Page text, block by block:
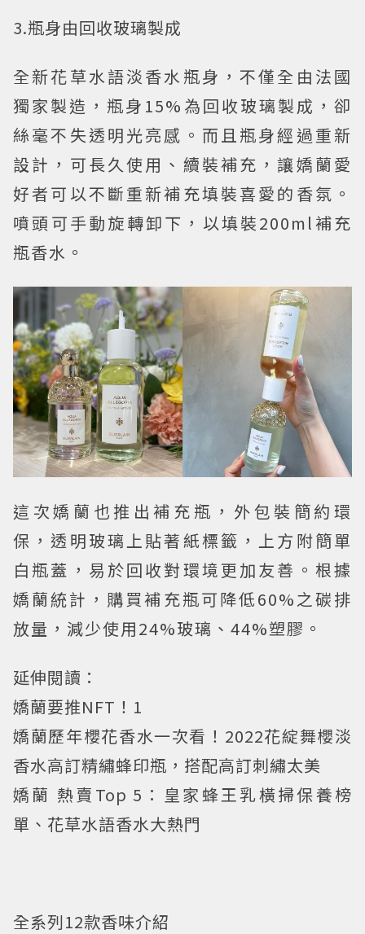
3.瓶身由回收玻璃製成
全新花草水語淡香水瓶身，不僅全由法國
獨家製造，瓶身15%為回收玻璃製成，卻
絲毫不失透明光亮感。而且瓶身經過重新
設計，可長久使用、續裝補充，讓嬌蘭愛
好者可以不斷重新補充填裝喜愛的香氛。
噴頭可手動旋轉卸下，以填裝200ml補充
瓶香水。
這次嬌蘭也推出補充瓶，外包裝簡約環
保，透明玻璃上貼著紙標籤，上方附簡單
白瓶蓋，易於回收對環境更加友善。根據
嬌蘭統計，購買補充瓶可降低60%之碳排
放量，減少使用24%玻璃、44%塑膠。
延伸閱讀：
嬌蘭要推NFT！1
嬌蘭歷年櫻花香水一次看！2022花綻舞櫻淡
香水高訂精繡蜂印瓶，搭配高訂刺繡太美
嬌蘭 熱賣Top 5：皇家蜂王乳橫掃保養榜
單、花草水語香水大熱門
全系列12款香味介紹